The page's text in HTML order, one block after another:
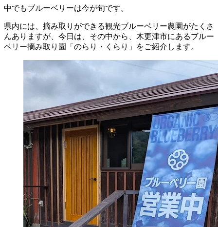
中でもブルーベリーは今が旬です。
県内には、摘み取りができる観光ブルーベリー農園がたくさ
んありますが、今日は、その中から、木更津市にあるブルー
ベリー摘み取り園「のらり・くらり」をご紹介します。